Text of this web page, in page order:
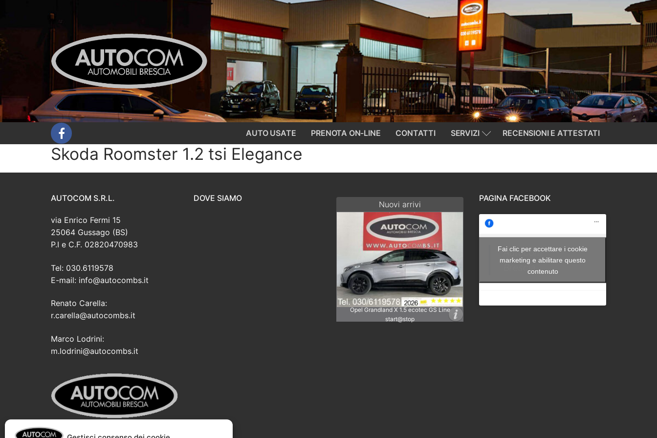
AUTO USATE PRENOTA ON-LINE CONTATTI SERVIZI RECENSIONI E ATTESTATI
Skoda Roomster 1.2 tsi Elegance
AUTOCOM S.R.L.
via Enrico Fermi 15
25064 Gussago (BS)
P.I e C.F. 02820470983
Tel: 030.6119578
E-mail: info@autocombs.it
Renato Carella:
r.carella@autocombs.it
Marco Lodrini:
m.lodrini@autocombs.it
DOVE SIAMO
Nuovi arrivi
Opel Grandland X 1.5 ecotec GS Line
start@stop
PAGINA FACEBOOK
Autocom -
Brescia
Fai clic per accettare i cookie
marketing e abilitare questo
contenuto